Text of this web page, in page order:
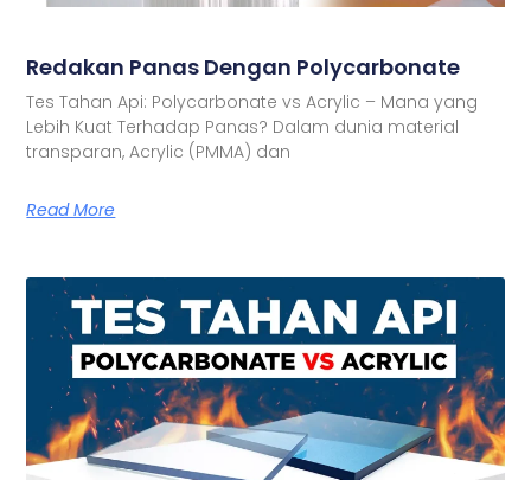
Redakan Panas Dengan Polycarbonate
Tes Tahan Api: Polycarbonate vs Acrylic – Mana yang
Lebih Kuat Terhadap Panas? Dalam dunia material
transparan, Acrylic (PMMA) dan
Read More